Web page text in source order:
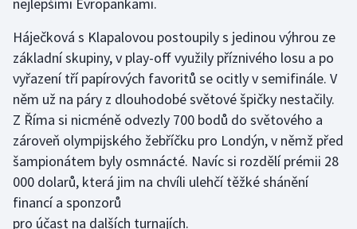
Lezení
Lyže a snowboard
Moderní pětiboj
Motorsport
Olympijské hry
Háječková s Klapalovou postoupily s jedinou výhrou ze
základní skupiny, v play-off využily příznivého losu a po
vyřazení tří papírových favoritů se ocitly v semifinále. V
něm už na páry z dlouhodobé světové špičky nestačily.
Z Říma si nicméně odvezly 700 bodů do světového a
zároveň olympijského žebříčku pro Londýn, v němž před
šampionátem byly osmnácté. Navíc si rozdělí prémii 28
000 dolarů, která jim na chvíli ulehčí těžké shánění
financí a sponzorů
pro účast na dalších turnajích.